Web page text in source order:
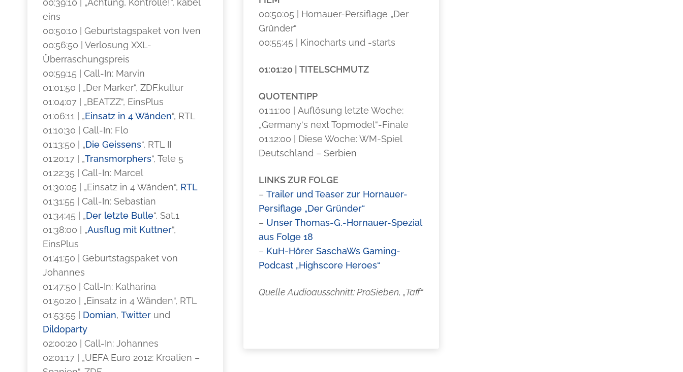
00:39:10 | „Achtung, Kontrolle!“, kabel
eins
00:50:10 | Geburtstagspaket von Iven
00:56:50 | Verlosung XXL-
Überraschungspreis
00:59:15 | Call-In: Marvin
01:01:50 | „Der Marker“, ZDF.kultur
01:04:07 | „BEATZZ“, EinsPlus
01:06:11 | „Einsatz in 4 Wänden“, RTL
01:10:30 | Call-In: Flo
01:13:50 | „Die Geissens“, RTL II
01:20:17 | „Transmorphers“, Tele 5
01:22:35 | Call-In: Marcel
01:30:05 | „Einsatz in 4 Wänden“, RTL
01:31:55 | Call-In: Sebastian
01:34:45 | „Der letzte Bulle“, Sat.1
01:38:00 | „Ausflug mit Kuttner“,
EinsPlus
01:41:50 | Geburtstagspaket von
Johannes
01:47:50 | Call-In: Katharina
01:50:20 | „Einsatz in 4 Wänden“, RTL
01:53:55 | Domian, Twitterund
Dildoparty
02:00:20 | Call-In: Johannes
02:01:17 | „UEFA Euro 2012: Kroatien –
00:50:05 | Hornauer-Persiflage „Der
Gründer“
00:55:45 | Kinocharts und -starts
01:01:20 | TITELSCHMUTZ
QUOTENTIPP
01:11:00 | Auflösung letzte Woche:
„Germany‘s next Topmodel“-Finale
01:12:00 | Diese Woche: WM-Spiel
Deutschland – Serbien
LINKS ZUR FOLGE
– Trailer und Teaser zur Hornauer-
Persiflage „Der Gründer“
– Unser Thomas-G.-Hornauer-Spezial
aus Folge 18
– KuH-Hörer SaschaWs Gaming-
Podcast „Highscore Heroes“
Quelle Audioausschnitt: ProSieben, „Taff“